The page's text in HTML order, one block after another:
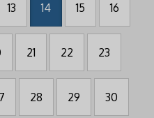
13 14 15 16
21 22 23
28 29 30